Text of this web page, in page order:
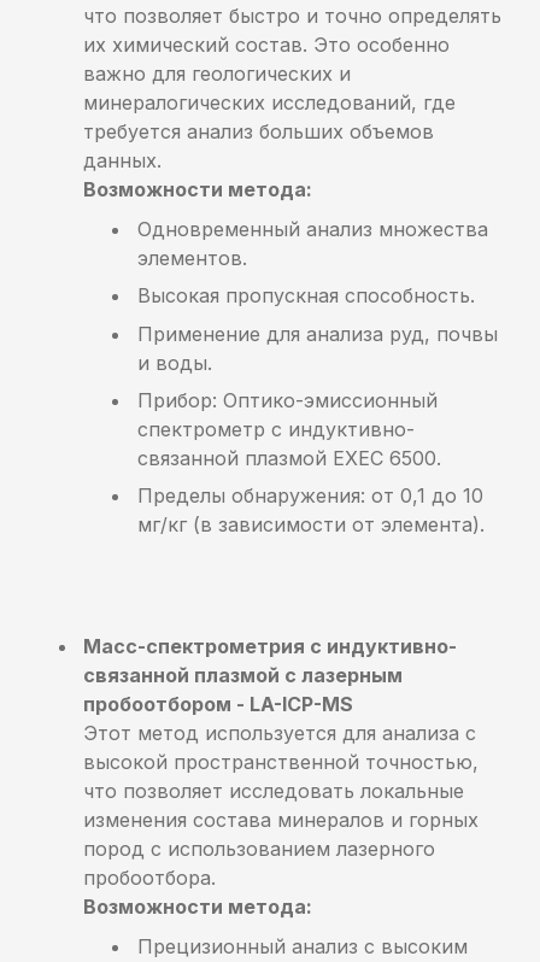
что позволяет быстро и точно определять
их химический состав. Это особенно
важно для геологических и
минералогических исследований, где
требуется анализ больших объемов
данных.
Возможности метода:
Одновременный анализ множества
элементов.
Высокая пропускная способность.
Применение для анализа руд, почвы
и воды.
Прибор: Оптико-эмиссионный
спектрометр с индуктивно-
связанной плазмой EXEC 6500.
Пределы обнаружения: от 0,1 до 10
мг/кг (в зависимости от элемента).
Масс-спектрометрия с индуктивно-
связанной плазмой с лазерным
пробоотбором - LA-ICP-MS
Этот метод используется для анализа с
высокой пространственной точностью,
что позволяет исследовать локальные
изменения состава минералов и горных
пород с использованием лазерного
пробоотбора.
Возможности метода:
Прецизионный анализ с высоким